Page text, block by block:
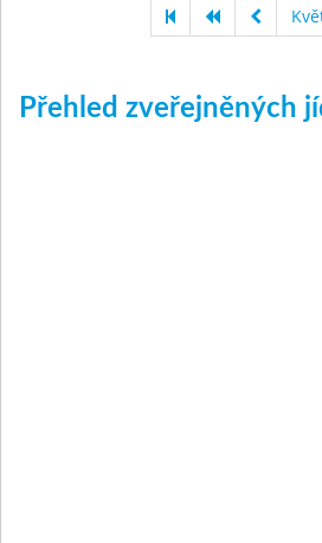
Přehled zveřejněných